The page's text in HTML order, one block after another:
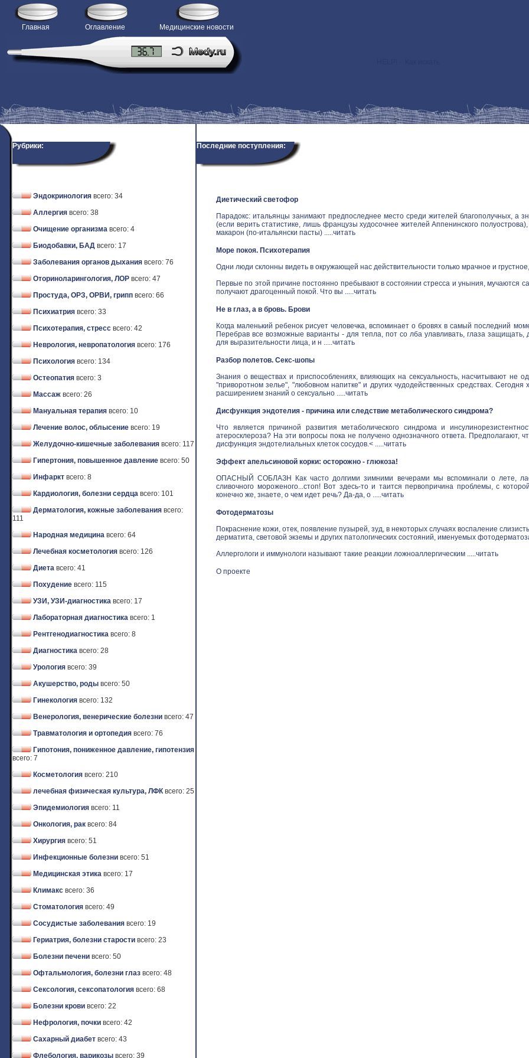
Главная Оглавление Медицинские новости
>
Рубрики:
Эндокринология всего: 34
Аллергия всего: 38
Очищение организма всего: 4
Биодобавки, БАД всего: 17
Заболевания органов дыхания всего: 76
Оториноларингология, ЛОР всего: 47
Простуда, ОРЗ, ОРВИ, грипп всего: 66
Психиатрия всего: 33
Психотерапия, стресс всего: 42
Неврология, невропатология всего: 176
Психология всего: 134
Остеопатия всего: 3
Массаж всего: 26
Мануальная терапия всего: 10
Лечение волос, облысение всего: 19
Желудочно-кишечные заболевания всего: 117
Гипертония, повышенное давление всего: 50
Инфаркт всего: 8
Кардиология, болезни сердца всего: 101
Дерматология, кожные заболевания всего:
111
Народная медицина всего: 64
Лечебная косметология всего: 126
Диета всего: 41
Похудение всего: 115
УЗИ, УЗИ-диагностика всего: 17
Лабораторная диагностика всего: 1
Рентгенодиагностика всего: 8
Диагностика всего: 28
Урология всего: 39
Акушерство, роды всего: 50
Гинекология всего: 132
Венерология, венерические болезни всего: 47
Травматология и ортопедия всего: 76
Гипотония, пониженное давление, гипотензия
всего: 7
Косметология всего: 210
лечебная физическая культура, ЛФК всего: 25
Эпидемиология всего: 11
Онкология, рак всего: 84
Хирургия всего: 51
Инфекционные болезни всего: 51
Медицинская этика всего: 17
Климакс всего: 36
Стоматология всего: 49
Сосудистые заболевания всего: 19
Гериатрия, болезни старости всего: 23
Болезни печени всего: 50
Офтальмология, болезни глаз всего: 48
Сексология, сексопатология всего: 68
Болезни крови всего: 22
Нефрология, почки всего: 42
Сахарный диабет всего: 43
Флебология, варикозы всего: 39
Последние поступления:
Диетический светофор
Парадокс: итальянцы занимают предпоследнее место среди жителей благополучных, а
(если верить статистике, лишь французы худосочнее жителей Аппенинского
макарон (по-итальянски пасты) .....читать
Море покоя. Психотерапия
Одни люди склонны видеть в окружающей нас действительности только мрачное и
Первые по этой причине постоянно пребывают в состоянии стресса и уныния, мучаются
получают драгоценный покой. Что вы .....читать
Не в глаз, а в бровь. Брови
Когда маленький ребенок рисует человечка, вспоминает о бровях в самый последний
Перебрав все возможные варианты - для тепла, пот со лба улавливать, глаза
для выразительности лица, и н .....читать
Разбор полетов. Секс-шопы
Знания о веществах и приспособлениях, влияющих на сексуальность, насчитывают не
"приворотном зелье", "любовном напитке" и других чудодейственных средствах.
расширением знаний о сексуально .....читать
Дисфункция эндотелия - причина или следствие метаболического синдрома?
Что является причиной развития метаболического синдрома и
атеросклероза? На эти вопросы пока не получено однозначного ответа.
дисфункция эндотелиальных клеток сосудов.< .....читать
Эффект апельсиновой корки: осторожно - глюкоза!
ОПАСНЫЙ СОБЛАЗН Как часто долгими зимними вечерами мы вспоминали о лете,
сливочного мороженого...стоп! Вот здесь-то и таится первопричина проблемы, с
конечно же, знаете, о чем идет речь? Да-да, о .....читать
Фотодерматозы
Покраснение кожи, отек, появление пузырей, зуд, в некоторых случаях воспаление
дерматита, световой экземы и других патологических состояний, именуемых
Аллергологи и иммунологи называют такие реакции ложноаллергическим .....читать
О проекте